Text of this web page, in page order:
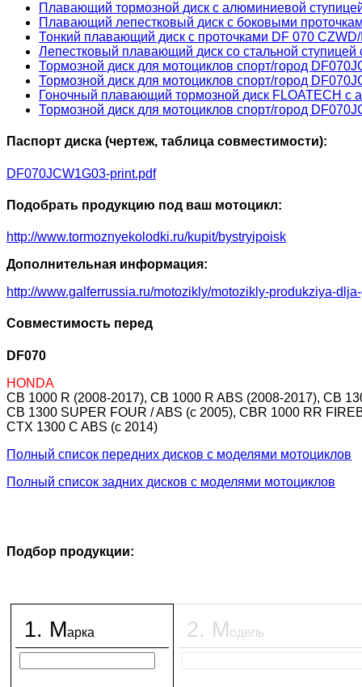
Плавающий тормозной диск с алюминиевой
Плавающий лепестковый диск с боковыми
Тонкий плавающий диск с проточками DF 070
Лепестковый плавающий диск со стальной
Тормозной диск для мотоциклов спорт/город
Тормозной диск для мотоциклов спорт/город
Гоночный плавающий тормозной диск FLOATECH с
Тормозной диск для мотоциклов спорт/город
Паспорт диска (чертеж, таблица совместимости):
DF070JCW1G03-print.pdf
Подобрать продукцию под ваш мотоцикл:
http://www.tormoznyekolodki.ru/kupit/bystryipoisk
Дополнительная информация:
http://www.galferrussia.ru/motozikly/motozikly-produkziya-
Совместимость перед
DF070
HONDA
CB 1000 R (2008-2017), CB 1000 R ABS (2008-2017), CB
CB 1300 SUPER FOUR / ABS (c 2005), CBR 1000 RR
CTX 1300 C ABS (c 2014)
Полный список передних дисков с моделями мотоциклов
Полный список задних дисков с моделями мотоциклов
Подбор продукции:
1. Марка 2. Модель